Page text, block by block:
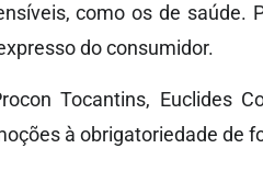
como os de saúde.
do consumidor.
Tocantins, Euclides
à obrigatoriedade de